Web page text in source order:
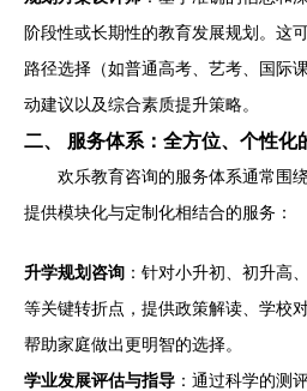
阶段性或长期性的教育发展规划。这
路径选择（如普通高考、艺考、国际
动建议以及综合素质提升策略。
二、 服务体系：全方位、个性化
欢乐教育咨询的服务体系通常围
提供模块化与定制化相结合的服务：
升学规划咨询 ：针对小升初、初升高
等关键转折点，提供政策解读、学校
帮助家庭做出更明智的选择。
学业发展评估与指导 ：通过科学的测